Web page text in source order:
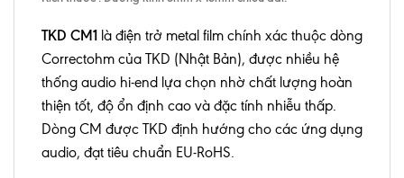
TKD CM1 là điện trở metal film chính xác thuộc dòng
Correctohm của TKD (Nhật Bản), được nhiều hệ
thống audio hi-end lựa chọn nhờ chất lượng hoàn
thiện tốt, độ ổn định cao và đặc tính nhiễu thấp.
Dòng CM được TKD định hướng cho các ứng dụng
audio, đạt tiêu chuẩn EU-RoHS.